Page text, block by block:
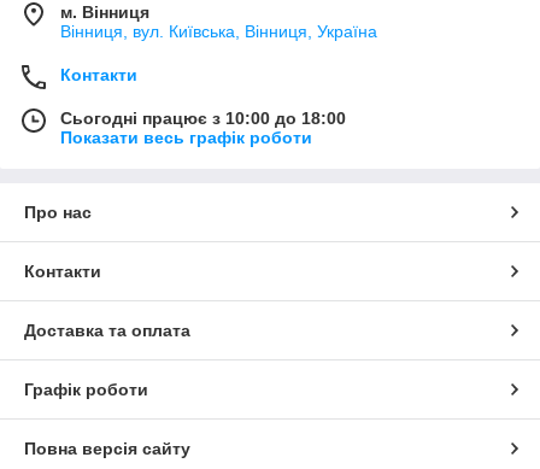
м. Вінниця
Вінниця, вул. Київська, Вінниця, Україна
Контакти
Сьогодні працює з 10:00 до 18:00
Показати весь графік роботи
Про нас
Контакти
Доставка та оплата
Графік роботи
Повна версія сайту